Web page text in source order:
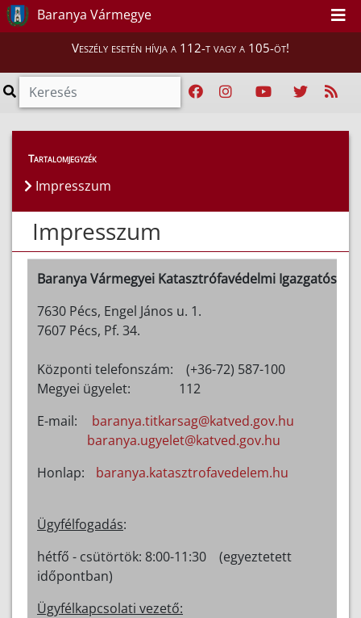
Baranya Vármegye
Veszély esetén hívja a 112-t vagy a 105-öt!
Tartalomjegyzék
Impresszum
Impresszum
Baranya Vármegyei Katasztrófavédelmi Igazgatóság
7630 Pécs, Engel János u. 1.
7607 Pécs, Pf. 34.
Központi telefonszám: (+36-72) 587-100
Megyei ügyelet: 112
E-mail:
baranya.titkarsag@katved.gov.hu
baranya.ugyelet@katved.gov.hu
Honlap:
baranya.katasztrofavedelem.hu
Ügyfélfogadás:
hétfő - csütörtök: 8:00-11:30 (egyeztetett
időpontban)
Ügyfélkapcsolati vezető: